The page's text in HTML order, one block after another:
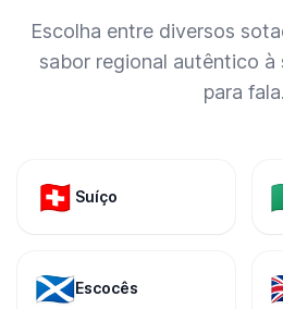
Escolha entre diversos
sabor regional autêntico
para fala.
🇨🇭 Suíço
🏴󠁧󠁢󠁳󠁣󠁴󠁿Escocês